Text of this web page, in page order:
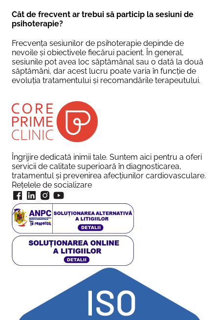
Cât de frecvent ar trebui să particip la sesiuni de
psihoterapie?
Frecvența sesiunilor de psihoterapie depinde de
nevoile și obiectivele fiecărui pacient. În general,
sesiunile pot avea loc săptămânal sau o dată la două
săptămâni, dar acest lucru poate varia în funcție de
evoluția tratamentului și recomandările terapeutului.
Îngrijire dedicată inimii tale. Suntem aici pentru a oferi
servicii de calitate superioară în diagnosticarea,
tratamentul și prevenirea afecțiunilor cardiovasculare.
Rețelele de socializare